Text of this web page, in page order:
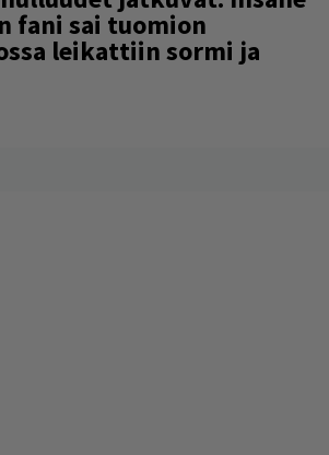
fani sai tuomion
leikattiin sormi ja